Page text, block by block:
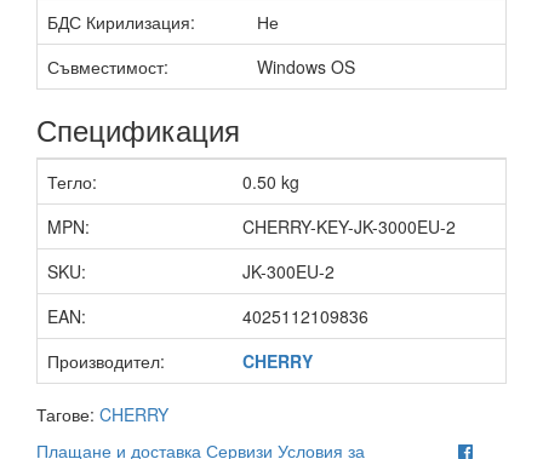
БДС Кирилизация:
Не
Съвместимост:
Windows OS
Спецификация
Тегло:
0.50 kg
MPN:
CHERRY-KEY-JK-3000EU-2
SKU:
JK-300EU-2
EAN:
4025112109836
Производител:
CHERRY
Тагове: CHERRY
Плащане и доставка Сервизи Условия за